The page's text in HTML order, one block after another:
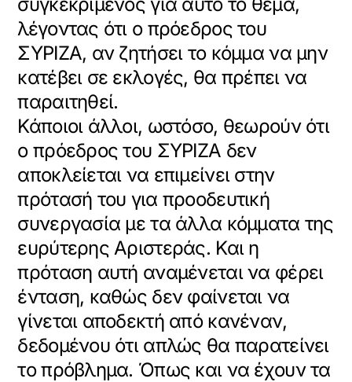
λέγοντας ότι ο πρόεδρος του
ΣΥΡΙΖΑ, αν ζητήσει το κόμμα να μην
κατέβει σε εκλογές, θα πρέπει να
παραιτηθεί.
Κάποιοι άλλοι, ωστόσο, θεωρούν ότι
ο πρόεδρος του ΣΥΡΙΖΑ δεν
αποκλείεται να επιμείνει στην
πρότασή του για προοδευτική
συνεργασία με τα άλλα κόμματα της
ευρύτερης Αριστεράς. Και η
πρόταση αυτή αναμένεται να φέρει
ένταση, καθώς δεν φαίνεται να
γίνεται αποδεκτή από κανέναν,
δεδομένου ότι απλώς θα παρατείνει
το πρόβλημα. Όπως και να έχουν τα